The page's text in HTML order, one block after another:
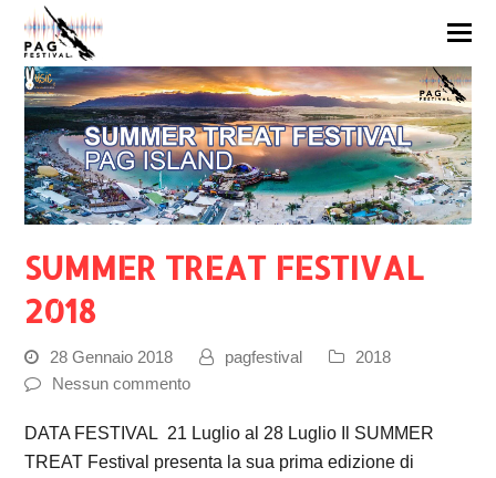
SUMMER TREAT FESTIVAL
2018
28 Gennaio 2018 pagfestival
2018
Nessun commento
DATA FESTIVAL 21 Luglio al 28 Luglio Il SUMMER
TREAT Festival presenta la sua prima edizione di